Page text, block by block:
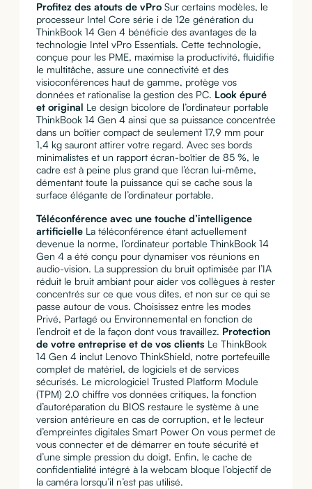
Profitez des atouts de vProSur certains modèles, le
processeur Intel Core série i de 12e génération du
ThinkBook 14 Gen 4 bénéficie des avantages de la
technologie Intel vPro Essentials. Cette technologie,
conçue pour les PME, maximise la productivité, fluidifie
le multitâche, assure une connectivité et des
visioconférences haut de gamme, protège vos
données et rationalise la gestion des PC. Look épuré
et original Le design bicolore de l’ordinateur portable
ThinkBook 14 Gen 4 ainsi que sa puissance concentrée
dans un boîtier compact de seulement 17,9 mm pour
1,4 kg sauront attirer votre regard. Avec ses bords
minimalistes et un rapport écran-boîtier de 85 %, le
cadre est à peine plus grand que l’écran lui-même,
démentant toute la puissance qui se cache sous la
surface élégante de l’ordinateur portable.
Téléconférence avec une touche d’intelligence
artificielleLa téléconférence étant actuellement
devenue la norme, l’ordinateur portable ThinkBook 14
Gen 4 a été conçu pour dynamiser vos réunions en
audio-vision. La suppression du bruit optimisée par l’IA
réduit le bruit ambiant pour aider vos collègues à rester
concentrés sur ce que vous dites, et non sur ce qui se
passe autour de vous. Choisissez entre les modes
Privé, Partagé ou Environnemental en fonction de
l’endroit et de la façon dont vous travaillez. Protection
de votre entreprise et de vos clients Le ThinkBook
14 Gen 4 inclut Lenovo ThinkShield, notre portefeuille
complet de matériel, de logiciels et de services
sécurisés. Le micrologiciel Trusted Platform Module
(TPM) 2.0 chiffre vos données critiques, la fonction
d’autoréparation du BIOS restaure le système à une
version antérieure en cas de corruption, et le lecteur
d’empreintes digitales Smart Power On vous permet de
vous connecter et de démarrer en toute sécurité et
d’une simple pression du doigt. Enfin, le cache de
confidentialité intégré à la webcam bloque l’objectif de
la caméra lorsqu’il n’est pas utilisé.